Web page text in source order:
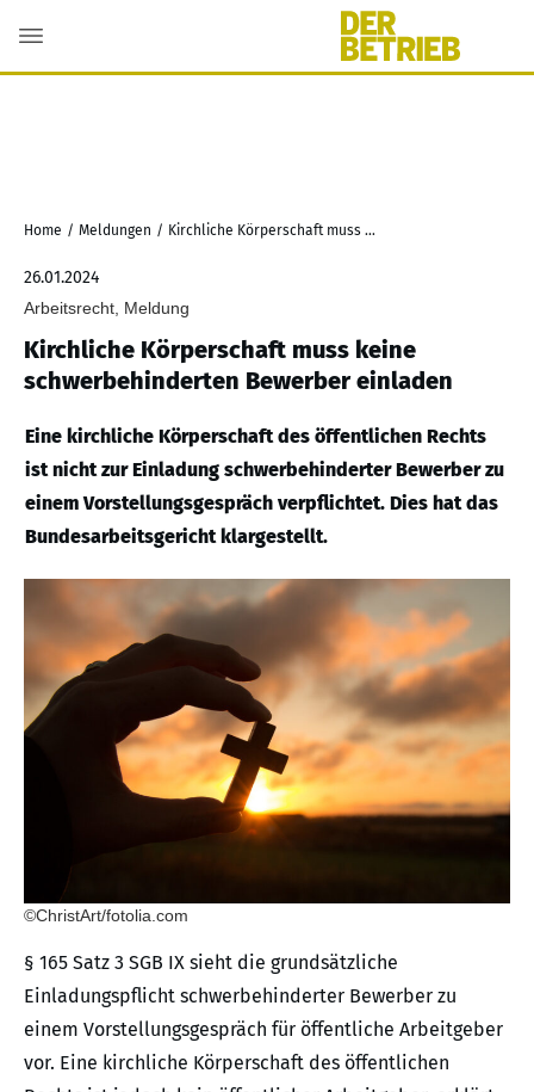
Home / Meldungen / Kirchliche Körperschaft muss keine schwerbehinderten Bewerber einladen
26.01.2024
Arbeitsrecht, Meldung
Kirchliche Körperschaft muss keine
schwerbehinderten Bewerber einladen
Eine kirchliche Körperschaft des öffentlichen Rechts
ist nicht zur Einladung schwerbehinderter Bewerber zu
einem Vorstellungsgespräch verpflichtet. Dies hat das
Bundesarbeitsgericht klargestellt.
©ChristArt/fotolia.com
§ 165 Satz 3 SGB IX sieht die grundsätzliche
Einladungspflicht schwerbehinderter Bewerber zu
einem Vorstellungsgespräch für öffentliche Arbeitgeber
vor. Eine kirchliche Körperschaft des öffentlichen